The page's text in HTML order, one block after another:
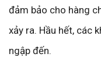
đảm bảo cho hàng
xảy ra. Hầu hết, các
ngập đến.